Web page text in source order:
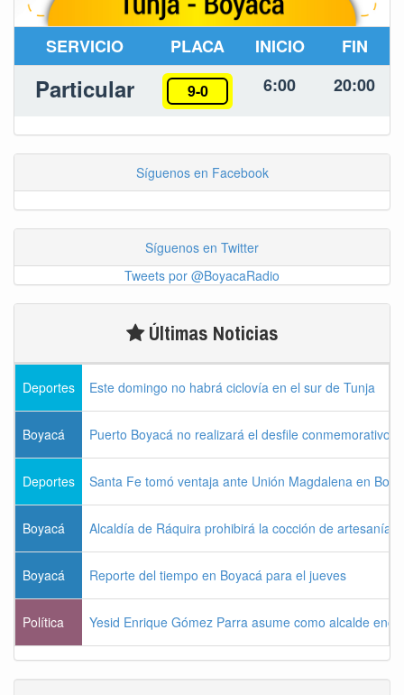
SERVICIO PLACA INICIO FIN
Particular 9-0 6:00 20:00
Síguenos en Facebook
Síguenos en Twitter
Tweets por @BoyacaRadio
Últimas Noticias
Deportes Este domingo no habrá ciclovía en el sur de Tunja
Boyacá Puerto Boyacá no realizará el desfile conmemorativo
Deportes Santa Fe tomó ventaja ante Unión Magdalena en
Boyacá Alcaldía de Ráquira prohibirá la cocción de
Boyacá Reporte del tiempo en Boyacá para el jueves
Política Yesid Enrique Gómez Parra asume como alcalde